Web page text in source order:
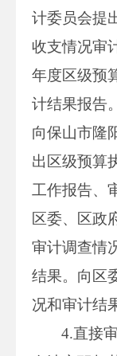
计委员会提
收支情况审
年度区级预
计结果报告
向保山市隆
出区级预算
工作报告、
区委、区政
审计调查情
结果。向区
况和审计结
4.直接